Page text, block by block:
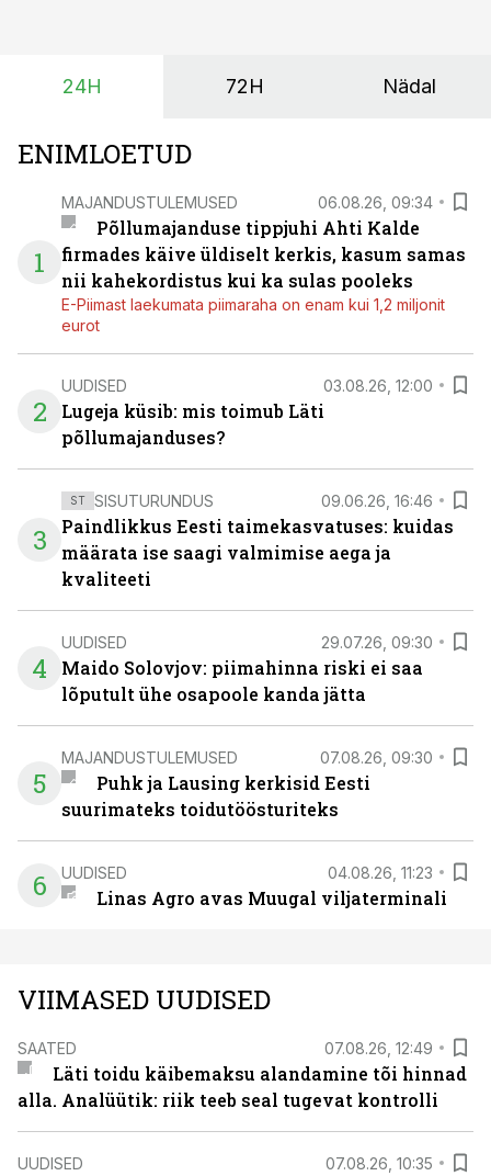
on suurim ning iga töötund on oluline.
24H 72H Nädal
ENIMLOETUD
1
MAJANDUSTULEMUSED 06.08.26, 09:34
Põllumajanduse tippjuhi Ahti Kalde
firmades käive üldiselt kerkis, kasum samas
nii kahekordistus kui ka sulas pooleks
E-Piimast laekumata piimaraha on enam kui 1,2 miljonit
eurot
2
UUDISED 03.08.26, 12:00
Lugeja küsib: mis toimub Läti
põllumajanduses?
3
ST SISUTURUNDUS 09.06.26, 16:46
Paindlikkus Eesti taimekasvatuses: kuidas
määrata ise saagi valmimise aega ja
kvaliteeti
4
UUDISED 29.07.26, 09:30
Maido Solovjov: piimahinna riski ei saa
lõputult ühe osapoole kanda jätta
5
MAJANDUSTULEMUSED 07.08.26, 09:30
Puhk ja Lausing kerkisid Eesti
suurimateks toidutöösturiteks
6 UUDISED 04.08.26, 11:23
Linas Agro avas Muugal viljaterminali
VIIMASED UUDISED
SAATED 07.08.26, 12:49
Läti toidu käibemaksu alandamine tõi hinnad
alla. Analüütik: riik teeb seal tugevat kontrolli
UUDISED 07.08.26, 10:35